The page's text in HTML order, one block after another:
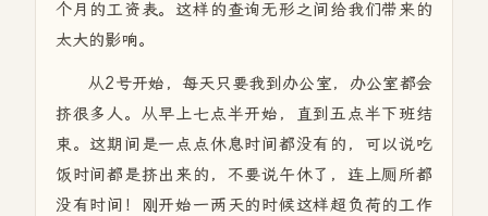
个月的工资表。这样的查询无形之间给我们带来的
太大的影响。
从2号开始，每天只要我到办公室，办公室都会
挤很多人。从早上七点半开始，直到五点半下班结
束。这期间是一点点休息时间都没有的，可以说吃
饭时间都是挤出来的，不要说午休了，连上厕所都
没有时间！刚开始一两天的时候这样超负荷的工作